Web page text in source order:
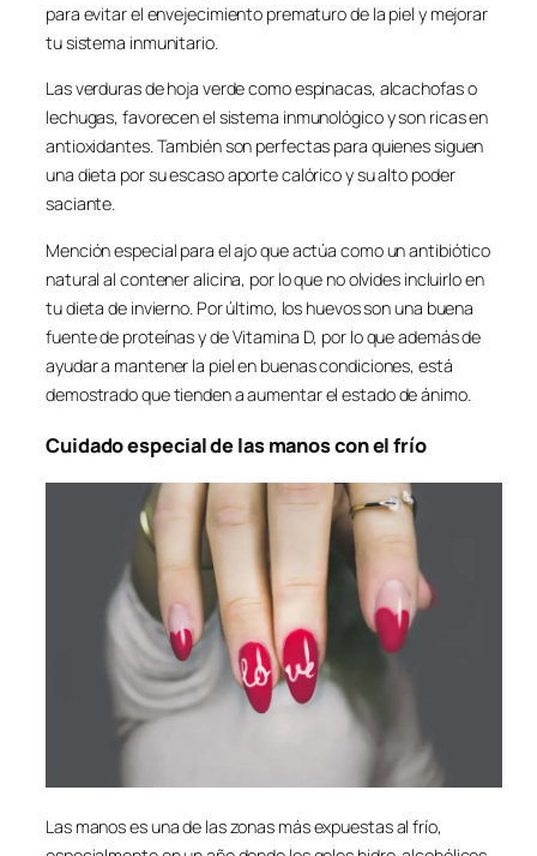
para evitar el envejecimiento prematuro de la piel y mejorar
tu sistema inmunitario.
Las verduras de hoja verde como espinacas, alcachofas o
lechugas, favorecen el sistema inmunológico y son ricas en
antioxidantes. También son perfectas para quienes siguen
una dieta por su escaso aporte calórico y su alto poder
saciante.
Mención especial para el ajo que actúa como un antibiótico
natural al contener alicina, por lo que no olvides incluirlo en
tu dieta de invierno. Por último, los huevos son una buena
fuente de proteínas y de Vitamina D, por lo que además de
ayudar a mantener la piel en buenas condiciones, está
demostrado que tienden a aumentar el estado de ánimo.
Cuidado especial de las manos con el frío
Las manos es una de las zonas más expuestas al frío,